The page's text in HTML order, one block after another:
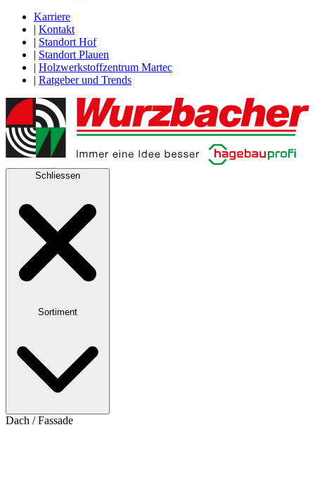
Karriere
| Kontakt
| Standort Hof
| Standort Plauen
| Holzwerkstoffzentrum Martec
| Ratgeber und Trends
Schliessen
Sortiment
Dach / Fassade